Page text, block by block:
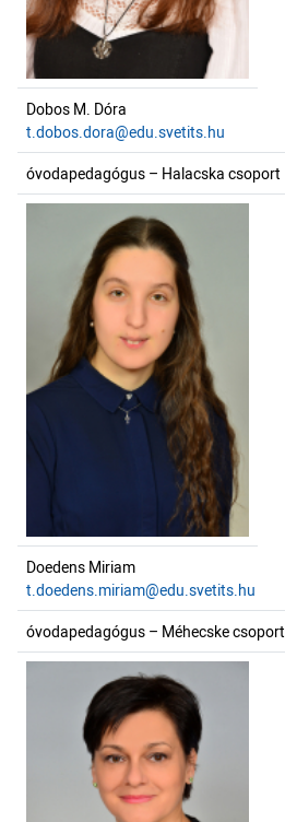
Dobos M. Dóra
t.dobos.dora@edu.svetits.hu
óvodapedagógus – Halacska csoport
Doedens Miriam
t.doedens.miriam@edu.svetits.hu
óvodapedagógus – Méhecske csoport